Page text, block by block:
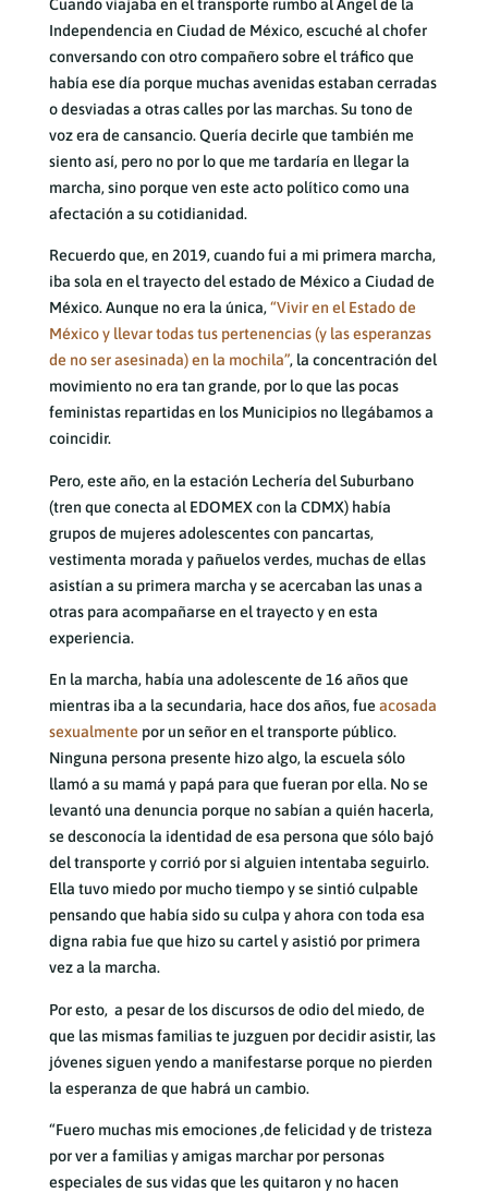
Cuando viajaba en el transporte rumbo al Ángel de la
Independencia en Ciudad de México, escuché al chofer
conversando con otro compañero sobre el tráfico que
había ese día porque muchas avenidas estaban cerradas
o desviadas a otras calles por las marchas. Su tono de
voz era de cansancio. Quería decirle que también me
siento así, pero no por lo que me tardaría en llegar la
marcha, sino porque ven este acto político como una
afectación a su cotidianidad.
Recuerdo que, en 2019, cuando fui a mi primera marcha,
iba sola en el trayecto del estado de México a Ciudad de
México. Aunque no era la única,“Vivir en el Estado de
México y llevar todas tus pertenencias (y las esperanzas
de no ser asesinada) en la mochila”, la concentración del
movimiento no era tan grande, por lo que las pocas
feministas repartidas en los Municipios no llegábamos a
coincidir.
Pero, este año, en la estación Lechería del Suburbano
(tren que conecta al EDOMEX con la CDMX) había
grupos de mujeres adolescentes con pancartas,
vestimenta morada y pañuelos verdes, muchas de ellas
asistían a su primera marcha y se acercaban las unas a
otras para acompañarse en el trayecto y en esta
experiencia.
En la marcha, había una adolescente de 16 años que
mientras iba a la secundaria, hace dos años, fue acosada
sexualmente por un señor en el transporte público.
Ninguna persona presente hizo algo, la escuela sólo
llamó a su mamá y papá para que fueran por ella. No se
levantó una denuncia porque no sabían a quién hacerla,
se desconocía la identidad de esa persona que sólo bajó
del transporte y corrió por si alguien intentaba seguirlo.
Ella tuvo miedo por mucho tiempo y se sintió culpable
pensando que había sido su culpa y ahora con toda esa
digna rabia fue que hizo su cartel y asistió por primera
vez a la marcha.
Por esto, a pesar de los discursos de odio del miedo, de
que las mismas familias te juzguen por decidir asistir, las
jóvenes siguen yendo a manifestarse porque no pierden
la esperanza de que habrá un cambio.
“Fuero muchas mis emociones ,de felicidad y de tristeza
por ver a familias y amigas marchar por personas
especiales de sus vidas que les quitaron y no hacen